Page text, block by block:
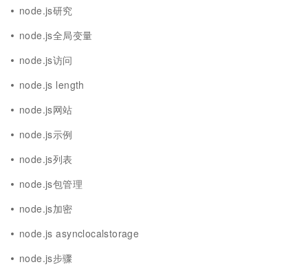
node.js研究
node.js全局变量
node.js访问
node.js length
node.js网站
node.js示例
node.js列表
node.js包管理
node.js加密
node.js asynclocalstorage
node.js步骤